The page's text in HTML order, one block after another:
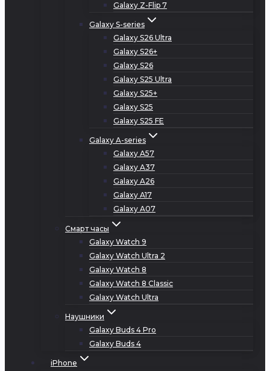
Galaxy Z-Flip 7
Galaxy S-series
Galaxy S26 Ultra
Galaxy S26+
Galaxy S26
Galaxy S25 Ultra
Galaxy S25+
Galaxy S25
Galaxy S25 FE
Galaxy A-series
Galaxy A57
Galaxy A37
Galaxy A26
Galaxy A17
Galaxy A07
Смарт часы
Galaxy Watch 9
Galaxy Watch Ultra 2
Galaxy Watch 8
Galaxy Watch 8 Classic
Galaxy Watch Ultra
Наушники
Galaxy Buds 4 Pro
Galaxy Buds 4
iPhone